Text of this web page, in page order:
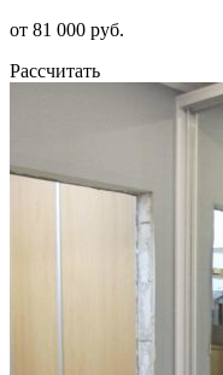
от 81 000 руб.
Рассчитать